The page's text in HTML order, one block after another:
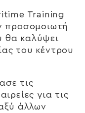
Training
προσομοιωτή
θα καλύψει
του κέντρου
τις
για τις
άλλων